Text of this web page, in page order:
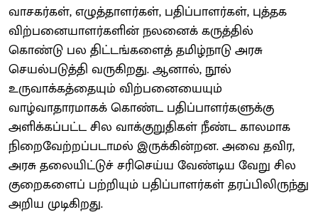
வாசகர்கள், எழுத்தாளர்கள், பதிப்பாளர்கள், புத்தக
விற்பனையாளர்களின் நலனைக் கருத்தில்
கொண்டு பல திட்டங்களைத் தமிழ்நாடு அரசு
செயல்படுத்தி வருகிறது. ஆனால், நூல்
உருவாக்கத்தையும் விற்பனையையும்
வாழ்வாதாரமாகக் கொண்ட பதிப்பாளர்களுக்கு
அளிக்கப்பட்ட சில வாக்குறுதிகள் நீண்ட காலமாக
நிறைவேற்றப்படாமல் இருக்கின்றன. அவை தவிர,
அரசு தலையிட்டுச் சரிசெய்ய வேண்டிய வேறு சில
குறைகளைப் பற்றியும் பதிப்பாளர்கள் தரப்பிலிருந்து
அறிய முடிகிறது.